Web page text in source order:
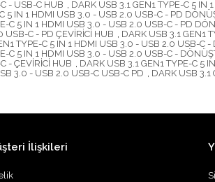
- USB-C HUB
DARK USB 3.1 GEN1 TYPE-C 5 IN
5 IN 1 HDMI USB 3.0 - USB 2.0 USB-C - PD
C 5 IN 1 HDMI USB 3.0 - USB 2.0 USB-C - PD
USB-C - PD ÇEVİRİCİ HUB
DARK USB 3.1 GEN1
TYPE-C 5 IN 1 HDMI USB 3.0 - USB 2.0 USB-C -
C 5 IN 1 HDMI USB 3.0 - USB 2.0 USB-C -
- ÇEVİRİCİ HUB
DARK USB 3.1 GEN1 TYPE-C 5
3.0 - USB 2.0 USB-C USB-C PD DARK USB 3.1
İlişkileri